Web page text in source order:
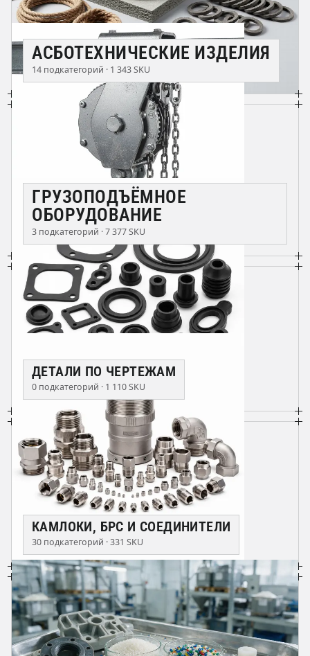
АСБОТЕХНИЧЕСКИЕ ИЗДЕЛИЯ
14 подкатегорий · 1 343 SKU
ГРУЗОПОДЪЁМНОЕ
ОБОРУДОВАНИЕ
3 подкатегорий · 7 377 SKU
ДЕТАЛИ ПО ЧЕРТЕЖАМ
0 подкатегорий · 1 110 SKU
КАМЛОКИ, БРС И СОЕДИНИТЕЛИ
30 подкатегорий · 331 SKU